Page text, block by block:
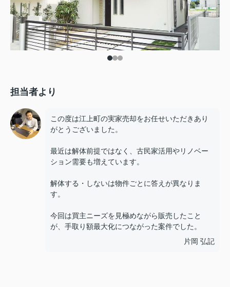
担当者より
この度は江上町の実家売却をお任せいただきあり
がとうございました。
最近は解体前提ではなく、古民家活用やリノベー
ション需要も増えています。
解体する・しないは物件ごとに答えが異なりま
す。
今回は買主ニーズを見極めながら販売したこと
が、手取り額最大化につながった案件でした。
片岡 弘記